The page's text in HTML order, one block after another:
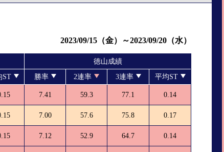
2023/09/15（金）～2023/09/20（水）
徳山成績
ST 勝率 2連率 3連率 平均ST
7.41 59.3 77.1 0.14
7.00 57.6 75.8 0.17
7.12 52.9 64.7 0.14